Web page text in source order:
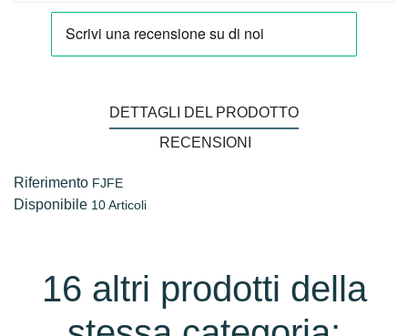
DETTAGLI DEL PRODOTTO
RECENSIONI
Riferimento FJFE
Disponibile 10 Articoli
16 altri prodotti della